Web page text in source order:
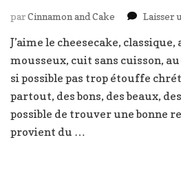
parCinnamon and Cake Laisser
J’aime le cheesecake,
mousseux, cuit sans cuisson,
si possible pas trop étouffe
partout, des bons, des beaux,
possible de trouver une bonne
provient du …